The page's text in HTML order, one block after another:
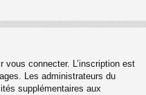
connecter. L’inscription est
Les administrateurs du
supplémentaires aux